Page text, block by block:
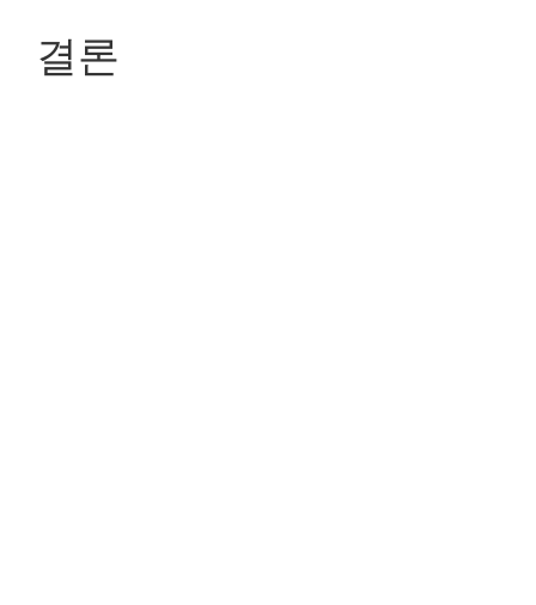
결론